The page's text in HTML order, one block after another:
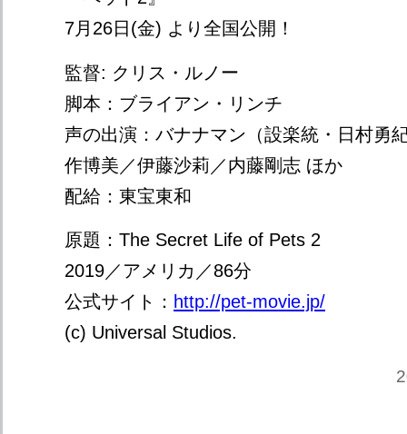
7月26日(金) より全国公開！
監督: クリス・ルノー
脚本：ブライアン・リンチ
声の出演：バナナマン（設楽統・日村勇
作博美／伊藤沙莉／内藤剛志 ほか
配給：東宝東和
原題：The Secret Life of Pets 2
2019／アメリカ／86分
公式サイト： http://pet-movie.jp/
(c) Universal Studios.